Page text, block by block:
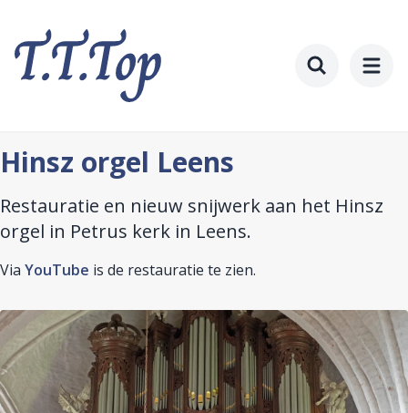
hoofdinhoud
Hinsz orgel Leens
Restauratie en nieuw snijwerk aan het Hinsz
orgel in Petrus kerk in Leens.
Via YouTube is de restauratie te zien.